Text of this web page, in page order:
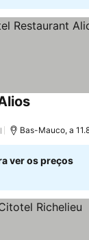
Ver preços
Bas-Mauco, a
ver os preços